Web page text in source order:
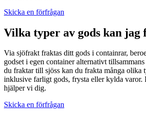
Skicka en förfrågan
Vilka typer av gods kan jag
Via sjöfrakt fraktas ditt gods i containrar,
godset i egen container alternativt
du fraktar till sjöss kan du frakta många olika
inklusive farligt gods, frysta eller kylda varor.
hjälper vi dig.
Skicka en förfrågan